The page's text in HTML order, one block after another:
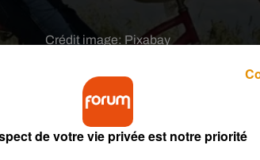
Crédit image: Pixabay
de votre vie privée est notre priorité